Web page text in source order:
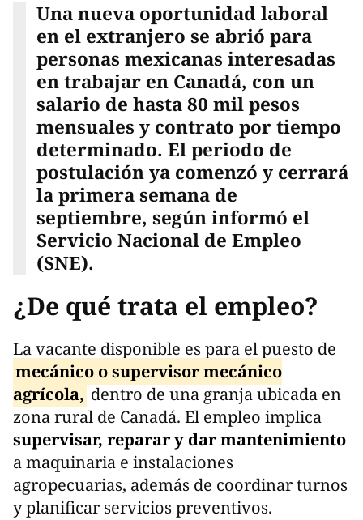
Una nueva oportunidad laboral
en el extranjero se abrió para
personas mexicanas interesadas
en trabajar en Canadá, con un
salario de hasta 80 mil pesos
mensuales y contrato por tiempo
determinado. El periodo de
postulación ya comenzó y cerrará
la primera semana de
septiembre, según informó el
Servicio Nacional de Empleo
(SNE).
¿De qué trata el empleo?
La vacante disponible es para el puesto de
mecánico o supervisor mecánico
agrícola, dentro de una granja ubicada en
zona rural de Canadá. El empleo implica
supervisar, reparar y dar mantenimiento
a maquinaria e instalaciones
agropecuarias, además de coordinar turnos
y planificar servicios preventivos.